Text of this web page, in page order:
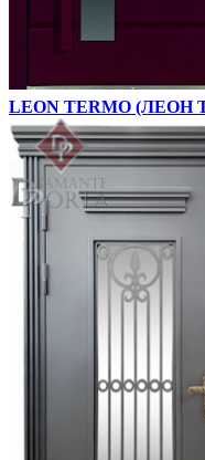
LEON TERMO (ЛЕОН